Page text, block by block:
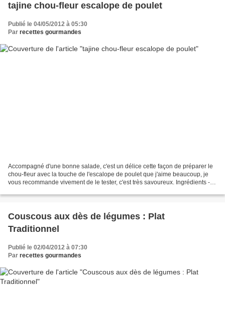
tajine chou-fleur escalope de poulet
Publié le 04/05/2012 à 05:30
Par recettes gourmandes
Accompagné d'une bonne salade, c'est un délice cette façon de préparer le
chou-fleur avec la touche de l'escalope de poulet que j'aime beaucoup, je
vous recommande vivement de le tester, c'est très savoureux. Ingrédients -
Couscous aux dès de légumes : Plat
Traditionnel
Publié le 02/04/2012 à 07:30
Par recettes gourmandes